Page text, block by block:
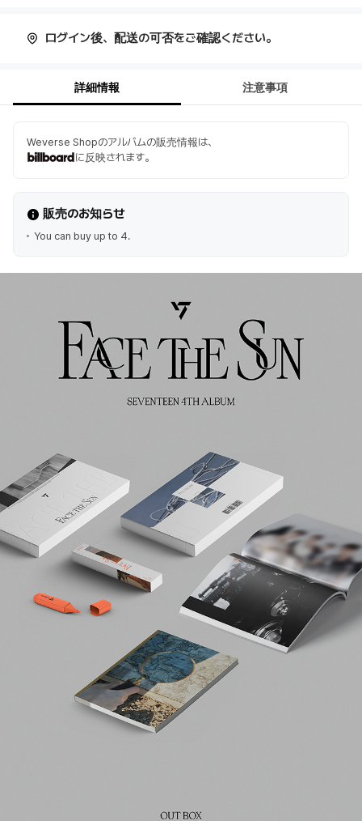
ログイン後、配送の可否をご確認ください。
詳細情報 注意事項
Weverse Shopのアルバムの販売情報は、
に反映されます。
販売のお知らせ
You can buy up to 4.